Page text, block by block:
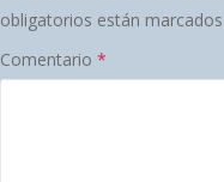
obligatorios están
Comentario *